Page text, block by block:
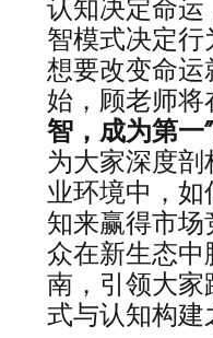
认知决定命
智模式决定行
想要改变命
始，顾老师
智，成为第一”
为大家深度
业环境中，
知来赢得市
众在新生态
南，引领大
式与认知构建